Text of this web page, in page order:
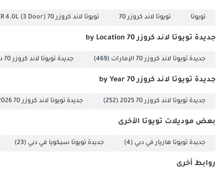
تويوتا تويوتا لاند كروزر 70 تويوتا لاند كروزر 70 VXR 4.0L (3 Door)
جديدة تويوتا لاند كروزر 70 by Location
جديدة تويوتا لاند كروزر 70 الإمارات (469) جديدة تويوتا لاند كروزر 70 دبي
جديدة تويوتا لاند كروزر 70 by Year
جديدة تويوتا لاند كروزر 70 2025 (252) جديدة تويوتا لاند كروزر 70 2026
بعض موديلات تويوتا الأخرى
جديدة تويوتا هاريار في دبي (4) جديدة تويوتا سيكويا في دبي (23)
روابط أخرى